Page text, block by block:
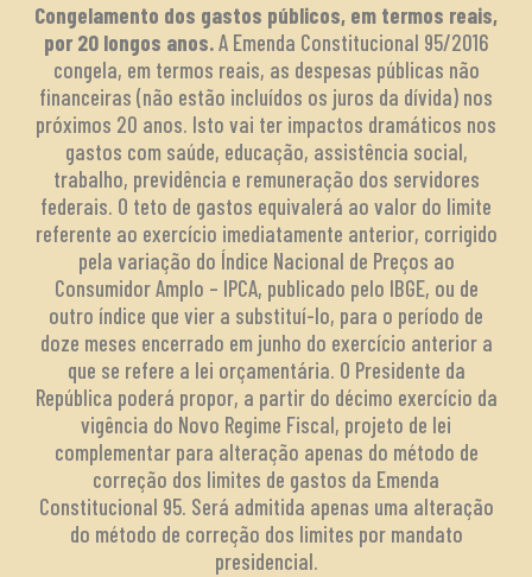
Congelamento dos gastos públicos, em termos reais,
por 20 longos anos.A Emenda Constitucional 95/2016
congela, em termos reais, as despesas públicas não
financeiras (não estão incluídos os juros da dívida) nos
próximos 20 anos. Isto vai ter impactos dramáticos nos
gastos com saúde, educação, assistência social,
trabalho, previdência e remuneração dos servidores
federais. O teto de gastos equivalerá ao valor do limite
referente ao exercício imediatamente anterior, corrigido
pela variação do Índice Nacional de Preços ao
Consumidor Amplo – IPCA, publicado pelo IBGE, ou de
outro índice que vier a substituí-lo, para o período de
doze meses encerrado em junho do exercício anterior a
que se refere a lei orçamentária. O Presidente da
República poderá propor, a partir do décimo exercício da
vigência do Novo Regime Fiscal, projeto de lei
complementar para alteração apenas do método de
correção dos limites de gastos da Emenda
Constitucional 95. Será admitida apenas uma alteração
do método de correção dos limites por mandato
presidencial.